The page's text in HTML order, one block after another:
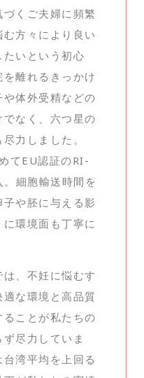
くご夫婦に頻繁
方々により良い
いという初心
離れるきっかけ
体外受精などの
なく、六つ星の
力しました。
てEU認証のRI-
細胞輸送時間を
や胚に与える影
環境面も丁寧に
、不妊に悩むす
な環境と高品質
ことが私たちの
尽力していま
湾平均を上回る